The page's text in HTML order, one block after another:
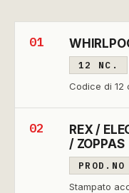
01
12 NC.
Codice di 12
02
REX /
/ ZOPPAS
PROD.NO
Stampato